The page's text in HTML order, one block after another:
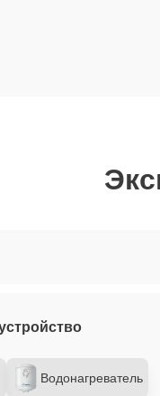
Водонагреватель